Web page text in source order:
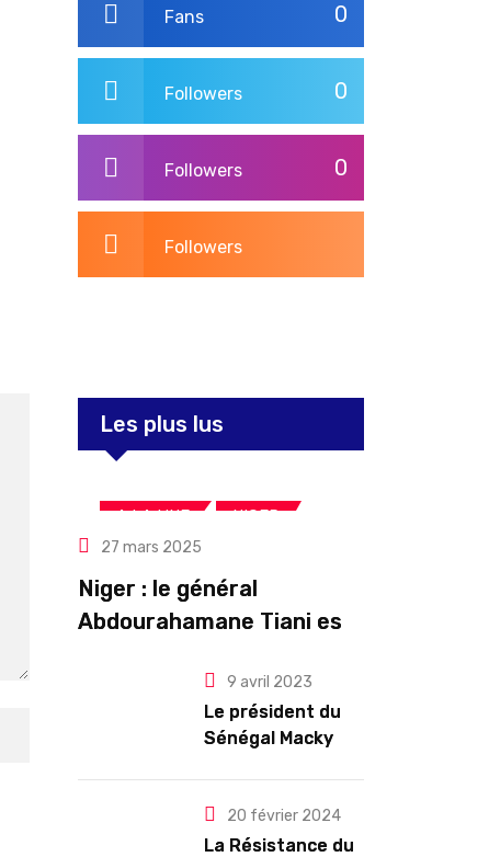
0
Fans
0
Followers
0
Followers
Followers
Les plus lus
A LA UNE NIGER
Politique
27 mars 2025
Niger : le général
Abdourahamane Tiani est
président pour cinq ans
renouvelables
9 avril 2023
Le président du
Sénégal Macky
l’arrêt des
troubles
20 février 2024
La Résistance du